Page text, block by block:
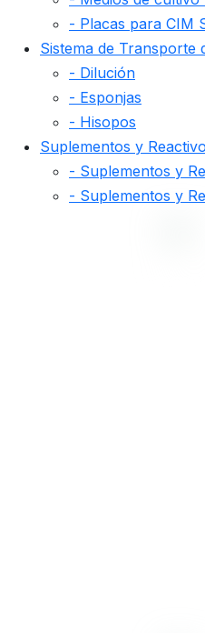
- Placas para CIM
Sistema de Transporte
- Dilución
- Esponjas
- Hisopos
Suplementos y
- Suplementos y
- Suplementos y